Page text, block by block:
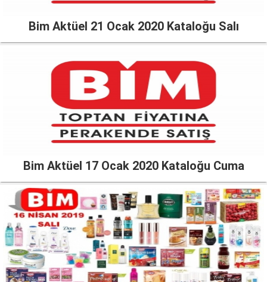
Bim Aktüel 21 Ocak 2020 Kataloğu Salı
Bim Aktüel 17 Ocak 2020 Kataloğu Cuma